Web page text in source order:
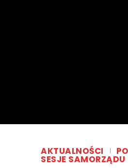
AKTUALNOŚCI
SESJE SAMORZĄDU